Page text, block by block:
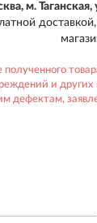
м.
и
дефектам,